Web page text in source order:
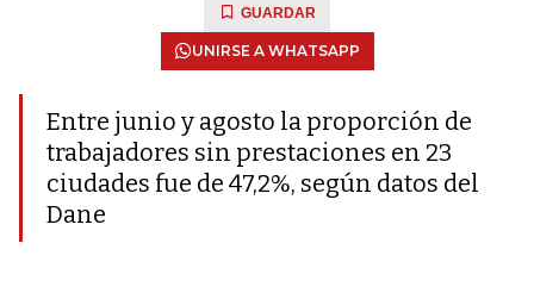
GUARDAR
UNIRSE A WHATSAPP
Entre junio y agosto la proporción de
trabajadores sin prestaciones en 23
ciudades fue de 47,2%, según datos del
Dane